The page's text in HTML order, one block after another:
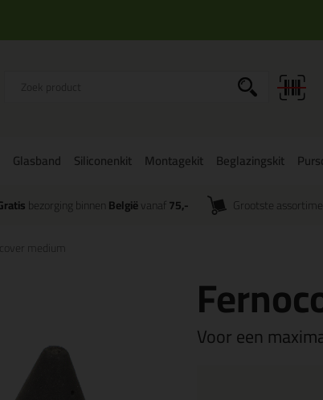
Glasband Siliconenkit Montagekit Beglazingskit
bezorging binnenBelgiëvanaf 75,- Grootste
medium
Voor een